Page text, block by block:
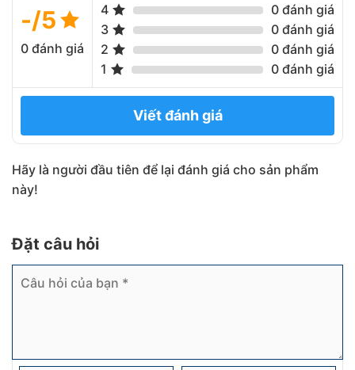
-/5
0 đánh giá
4
0 đánh giá
3
0 đánh giá
2
0 đánh giá
1
0 đánh giá
Viết đánh giá
Hãy là người đầu tiên để lại đánh giá cho sản phẩm
này!
Đặt câu hỏi